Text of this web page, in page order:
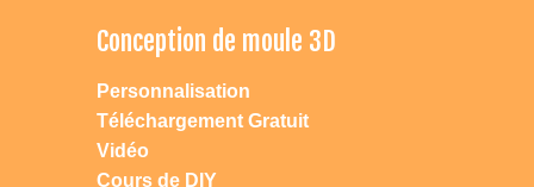
Conception de moule 3D
Personnalisation
Téléchargement Gratuit
Vidéo
Cours de DIY